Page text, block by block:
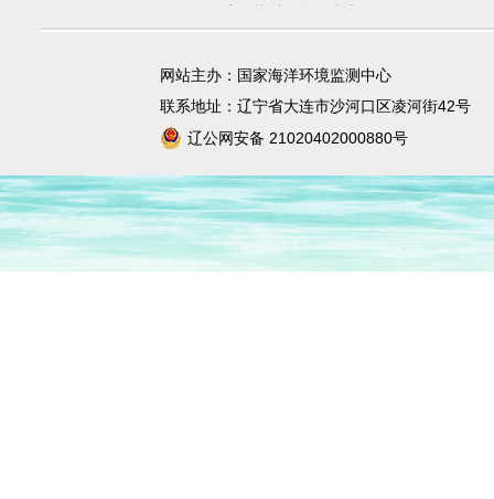
固体废物与化学品管理技术中心
网站主办：国家海洋环境监测中心
联系地址：辽宁省大连市沙河口区凌河街42号
辽公网安备 21020402000880号